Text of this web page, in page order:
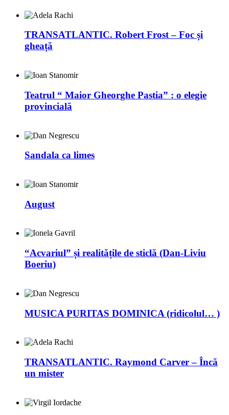
TRANSATLANTIC. Robert Frost – Foc și
gheață
Teatrul “ Maior Gheorghe Pastia” : o elegie
provincială
Sandala ca limes
August
“Acvariul” și realitățile de sticlă (Dan-Liviu
Boeriu)
MUSICA PURITAS DOMINICA (ridicolul… )
TRANSATLANTIC. Raymond Carver – Încă
un mister